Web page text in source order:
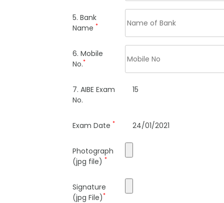
5. Bank
Name *
6. Mobile
No.*
7. AIBE Exam
No.
15
Exam Date * 24/01/2021
Photograph
(jpg file) *
Signature
(jpg File)*